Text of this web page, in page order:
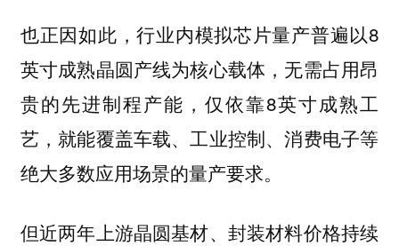
也正因如此，行业内模拟芯片量产普遍以8
英寸成熟晶圆产线为核心载体，无需占用昂
贵的先进制程产能，仅依靠8英寸成熟工
艺，就能覆盖车载、工业控制、消费电子等
绝大多数应用场景的量产要求。
但近两年上游晶圆基材、封装材料价格持续